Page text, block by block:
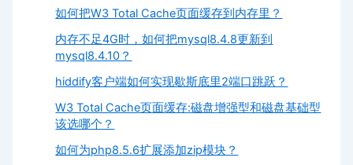
如何把W3 Total Cache页面缓存到内存里？
内存不足4G时，如何把mysql8.4.8更新到
mysql8.4.10？
hiddify客户端如何实现歇斯底里2端口跳跃？
W3 Total Cache页面缓存:磁盘增强型和磁盘基础型
该选哪个？
如何为php8.5.6扩展添加zip模块？